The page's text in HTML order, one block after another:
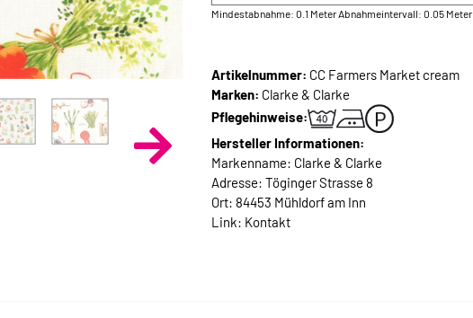
Mindestabnahme: 0.1 MeterAbnahmeintervall: 0.05 Meter
Artikelnummer: CC Farmers Market cream
Marken: Clarke & Clarke
Pflegehinweise:
Hersteller Informationen:
Markenname: Clarke & Clarke
Adresse: Töginger Strasse 8
Ort: 84453 Mühldorf am Inn
Link: Kontakt